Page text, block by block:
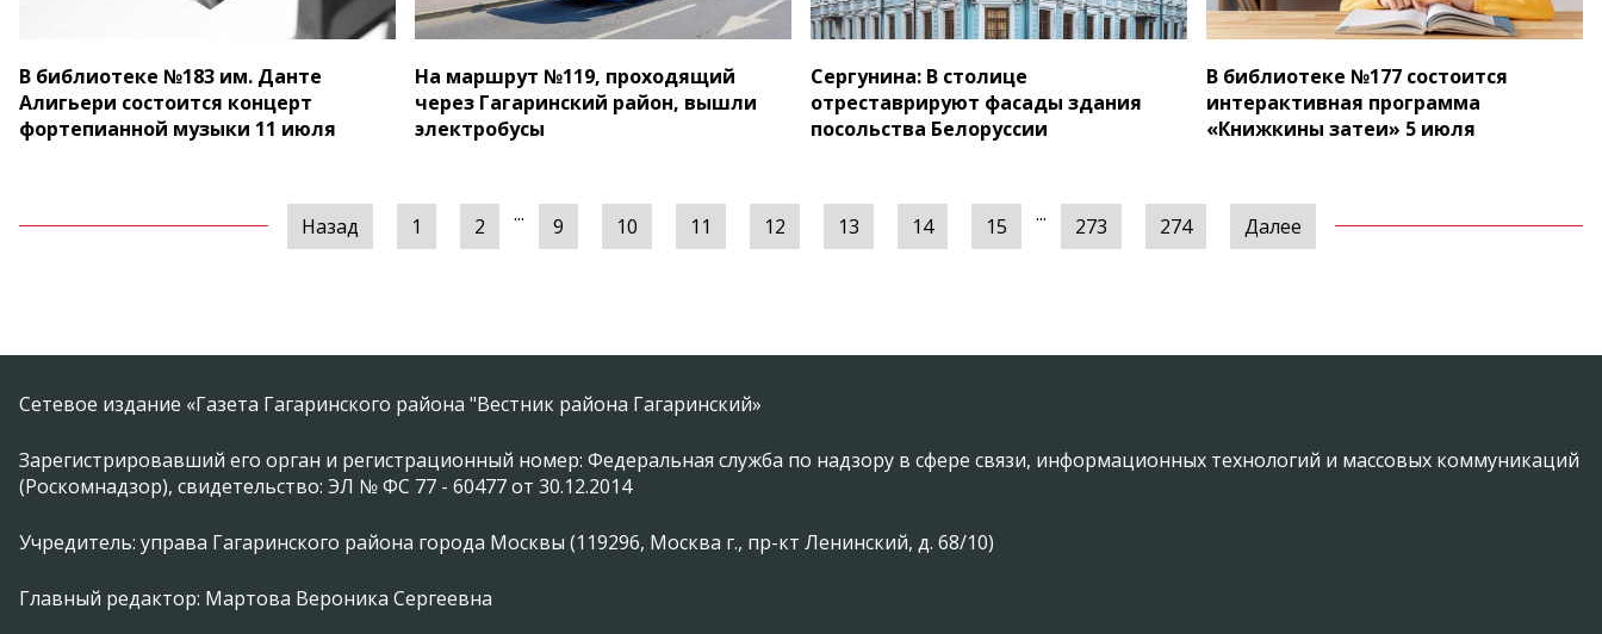
В библиотеке №183 им. Данте
Алигьери состоится концерт
фортепианной музыки 11 июля
На маршрут №119, проходящий
через Гагаринский район, вышли
электробусы
Сергунина: В столице
отреставрируют фасады здания
посольства Белоруссии
В библиотеке №177 состоится
интерактивная программа
«Книжкины затеи» 5 июля
Назад 1 2 ... 9 10 11 12 13 14 15 ... 273 274 Далее
Сетевое издание «Газета Гагаринского района "Вестник района Гагаринский»
Зарегистрировавший его орган и регистрационный номер: Федеральная служба по надзору в сфере связи, информационных технологий и массовых коммуникаций
(Роскомнадзор), свидетельство: ЭЛ № ФС 77 - 60477 от 30.12.2014
Учредитель: управа Гагаринского района города Москвы (119296, Москва г., пр-кт Ленинский, д. 68/10)
Главный редактор: Мартова Вероника Сергеевна